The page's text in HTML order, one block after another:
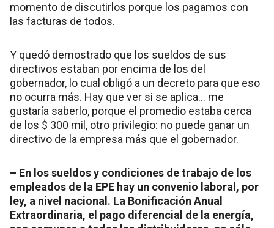
momento de discutirlos porque los pagamos con
las facturas de todos.
Y quedó demostrado que los sueldos de sus
directivos estaban por encima de los del
gobernador, lo cual obligó a un decreto para que eso
no ocurra más. Hay que ver si se aplica… me
gustaría saberlo, porque el promedio estaba cerca
de los $ 300 mil, otro privilegio: no puede ganar un
directivo de la empresa más que el gobernador.
– En los sueldos y condiciones de trabajo de los
empleados de la EPE hay un convenio laboral, por
ley, a nivel nacional. La Bonificación Anual
Extraordinaria, el pago diferencial de la energía,